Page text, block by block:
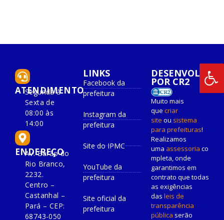
ATENDIMENTO
Segunda à
Sexta de
08:00 às
14:00
ENDEREÇO
Av. Barão do
Rio Branco,
2232.
Centro –
Castanhal –
Pará – CEP:
68743-050
LINKS
Facebook da
prefeitura
Instagram da
prefeitura
Site do IPMC
YouTube da
prefeitura
Site oficial da
prefeitura
DESENVOLVIDO
POR CR2
Muito mais
que criar
site ou sistema
para prefeituras!
Realizamos
uma assessoria co
mpleta, onde
garantimos em
contrato que todas
as exigências
das leis de
transparência
pública serão